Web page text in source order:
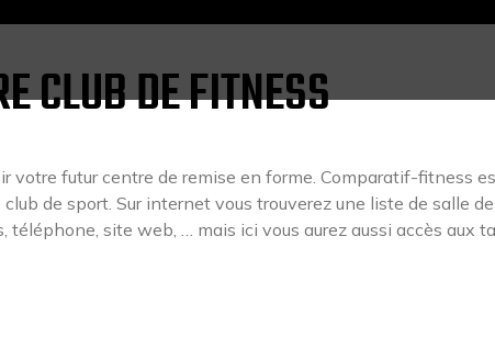
CLUB DE FITNESS
votre futur centre de remise en forme. Comparatif-fitness
de sport. Sur internet vous trouverez une liste de salle de
site web, … mais ici vous aurez aussi accès aux